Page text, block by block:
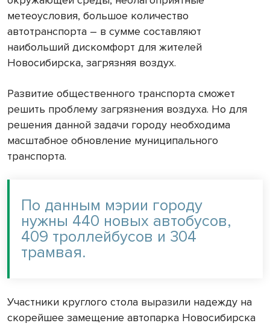
метеоусловия, большое количество
автотранспорта – в сумме составляют
наибольший дискомфорт для жителей
Новосибирска, загрязняя воздух.
Развитие общественного транспорта сможет
решить проблему загрязнения воздуха. Но для
решения данной задачи городу необходима
масштабное обновление муниципального
транспорта.
По данным мэрии городу
нужны 440 новых автобусов,
409 троллейбусов и 304
трамвая.
Участники круглого стола выразили надежду на
скорейшее замещение автопарка Новосибирска